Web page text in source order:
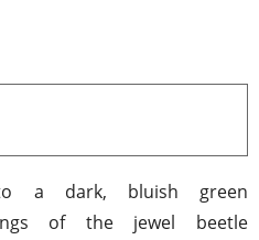
to a dark, bluish green
of the jewel beetle